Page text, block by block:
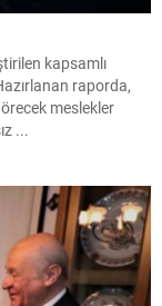
kapsamlı
raporda,
meslekler
...